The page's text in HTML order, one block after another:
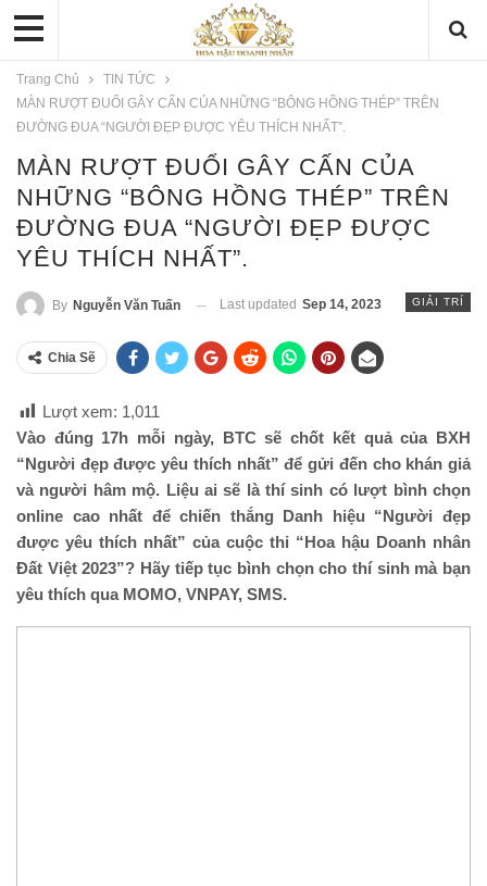
Trang Chủ
TIN TỨC
MÀN RƯỢT ĐUỔI GÂY CẤN CỦA NHỮNG “BÔNG HỒNG THÉP” TRÊN
ĐƯỜNG ĐUA “NGƯỜI ĐẸP ĐƯỢC YÊU THÍCH NHẤT”.
MÀN RƯỢT ĐUỔI GÂY CẤN CỦA
NHỮNG “BÔNG HỒNG THÉP” TRÊN
ĐƯỜNG ĐUA “NGƯỜI ĐẸP ĐƯỢC
YÊU THÍCH NHẤT”.
GIẢI TRÍ
By Nguyễn Văn Tuấn Last updated Sep 14, 2023
Chia Sẽ
Lượt xem: 1,011
Vào đúng 17h mỗi ngày, BTC sẽ chốt kết quả của BXH
“Người đẹp được yêu thích nhất” để gửi đến cho khán giả
và người hâm mộ. Liệu ai sẽ là thí sinh có lượt bình chọn
online cao nhất để chiến thắng Danh hiệu “Người đẹp
được yêu thích nhất” của cuộc thi “Hoa hậu Doanh nhân
Đất Việt2023”? Hãy tiếp tục bình chọn cho thí sinh mà bạn
yêu thích qua MOMO, VNPAY, SMS.